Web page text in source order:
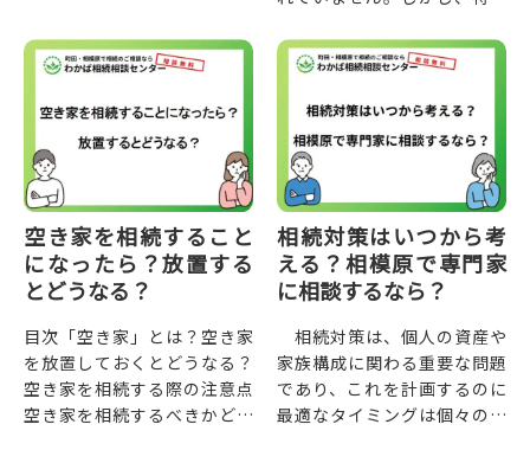
続きを必要としますが、まず
確認すべきなのが...
財産を遺贈できる重要な存在
です。
本記事では、特別縁故者の定
空き家を相続すること
になったら？放置する
とどうなる？
目次「空き家」とは？空き家
を放置しておくとどうなる？
空き家を相続する際の注意点
空き家を相続するべきかどう
相続対策はいつから考
える？相模原で専門家
に相談するなら？
相続対策は、個人の資産や
家族構成に関わる重要な問題
であり、これを計画するのに
最適なタイミングは個々の状